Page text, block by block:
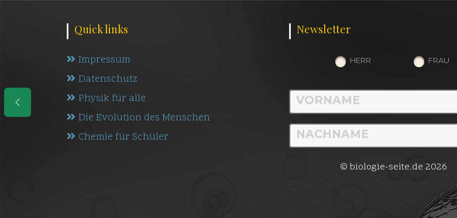
Quick links
Impressum
Datenschutz
Physik für alle
Die Evolution des Menschen
Chemie für Schüler
Newsletter
HERR FRAU
© biologie-seite.de 2026